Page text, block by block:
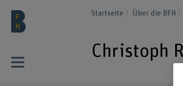
Startseite Über die BFH
Christoph